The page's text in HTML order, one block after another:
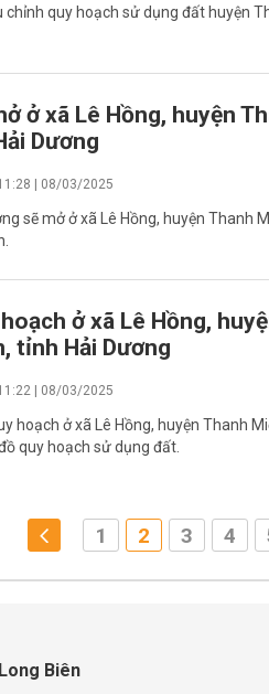
chỉnh quy hoạch sử dụng đất huyện
ở xã Lê Hồng, huyện
Dương
| 08/03/2025
sẽ mở ở xã Lê Hồng, huyện Thanh
ở xã Lê Hồng,
tỉnh Hải Dương
| 08/03/2025
hoạch ở xã Lê Hồng, huyện Thanh
quy hoạch sử dụng đất.
1 2 3 4
Biên